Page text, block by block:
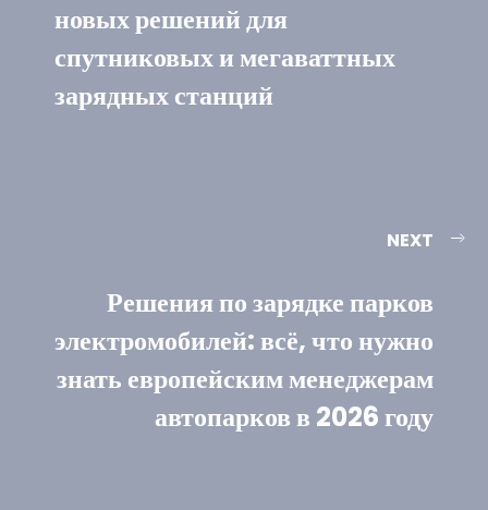
новых решений для
спутниковых и мегаваттных
зарядных станций
NEXT
Решения по зарядке парков
электромобилей: всё, что нужно
знать европейским менеджерам
автопарков в 2026 году